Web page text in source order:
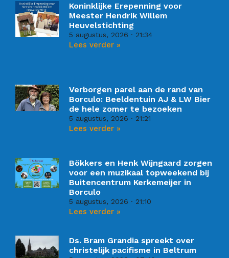
Koninklijke Erepenning voor
Meester Hendrik Willem
Heuvelstichting
5 augustus, 2026 21:34
Lees verder »
Verborgen parel aan de rand van
Borculo: Beeldentuin AJ & LW Bier
de hele zomer te bezoeken
5 augustus, 2026 21:21
Lees verder »
Bökkers en Henk Wijngaard zorgen
voor een muzikaal topweekend bij
Buitencentrum Kerkemeijer in
Borculo
5 augustus, 2026 21:10
Lees verder »
Ds. Bram Grandia spreekt over
christelijk pacifisme in Beltrum